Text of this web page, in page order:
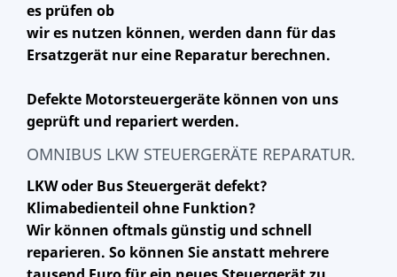
es prüfen ob
wir es nutzen können, werden dann für das
Ersatzgerät nur eine Reparatur berechnen.
Defekte Motorsteuergeräte können von uns
geprüft und repariert werden.
OMNIBUS LKW STEUERGERÄTE REPARATUR.
LKW oder Bus Steuergerät defekt?
Klimabedienteil ohne Funktion?
Wir können oftmals günstig und schnell
reparieren. So können Sie anstatt mehrere